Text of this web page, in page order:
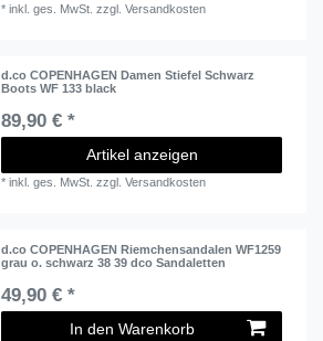
*inkl. ges. MwSt. zzgl.Versandkosten
d.co COPENHAGEN Damen Stiefel Schwarz
Boots WF 133 black
89,90 € *
Artikel anzeigen
*inkl. ges. MwSt. zzgl.Versandkosten
d.co COPENHAGEN Riemchensandalen WF1259
grau o. schwarz 38 39 dco Sandaletten
49,90 € *
In den Warenkorb